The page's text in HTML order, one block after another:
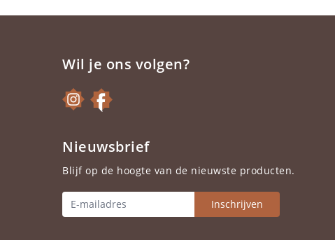
Wil je ons volgen?
Nieuwsbrief
Blijf op de hoogte van de nieuwste producten.
Inschrijven